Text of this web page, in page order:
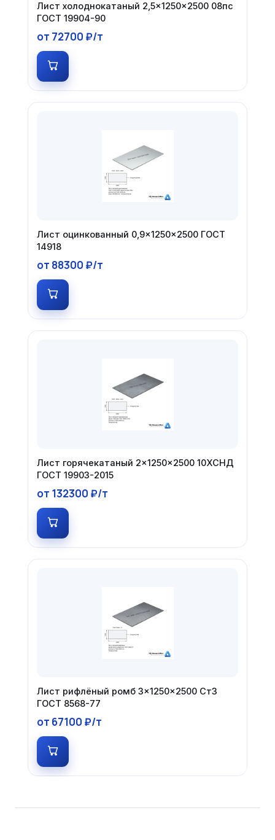
Лист холоднокатаный 2,5×1250×2500 08пс
ГОСТ 19904-90
от 72700 ₽/т
Лист оцинкованный 0,9×1250×2500 ГОСТ
14918
от 88300 ₽/т
Лист горячекатаный 2×1250×2500 10ХСНД
ГОСТ 19903-2015
от 132300 ₽/т
Лист рифлёный ромб 3×1250×2500 Ст3
ГОСТ 8568-77
от 67100 ₽/т